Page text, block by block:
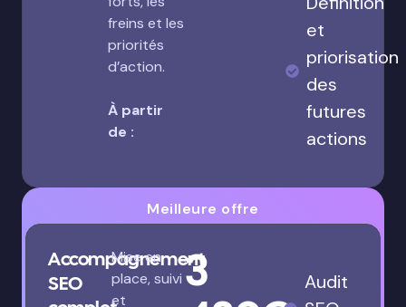
freins et les
priorités
d’action.
À partir
de :
et
priorisation
des
futures
actions
Meilleure offre
Accompagnement
SEO
Mise en
place, suivi
et
3
Audit